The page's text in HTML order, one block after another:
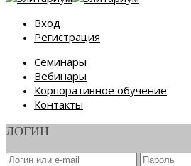
Вход
Регистрация
Семинары
Вебинары
Корпоративное обучение
Контакты
ЛОГИН